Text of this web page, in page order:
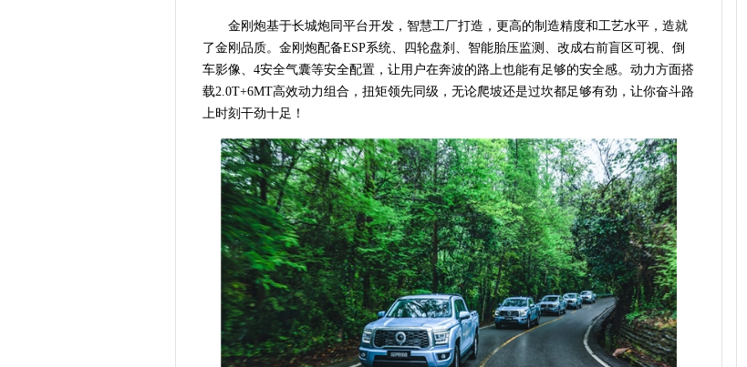
金刚炮基于长城炮同平台开发，智慧工厂打造，更高的制造精度和工艺水平，造就
了金刚品质。金刚炮配备ESP系统、四轮盘刹、智能胎压监测、改成右前盲区可视、倒
车影像、4安全气囊等安全配置，让用户在奔波的路上也能有足够的安全感。动力方面搭
载2.0T+6MT高效动力组合，扭矩领先同级，无论爬坡还是过坎都足够有劲，让你奋斗路
上时刻干劲十足！